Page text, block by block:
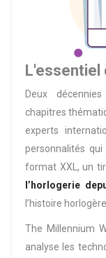
L'essentiel
Deux
chapitres
experts
personnalités qui
format XXL, un
l’horlogerie
l’histoire horlogère.
The Millennium
analyse les